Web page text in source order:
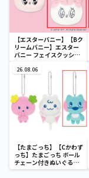
【エスターバニー】【Bク
リームバニー】エスター
バニー フェイスクッショ
26.08.06
【たまごっち】【Cかわず
っち】たまごっち ボール
チェーン付きぬいぐるみ
～Tamagotchi